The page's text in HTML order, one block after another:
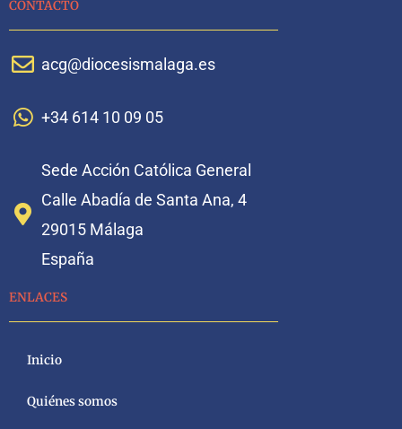
CONTACTO
acg@diocesismalaga.es
+34 614 10 09 05
Sede Acción Católica General
Calle Abadía de Santa Ana, 4
29015 Málaga
España
ENLACES
Inicio
Quiénes somos